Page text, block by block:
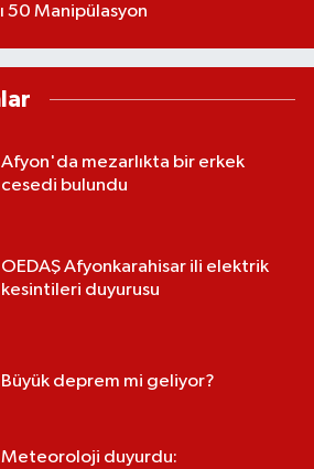
50 Manipülasyon
Afyon'da mezarlıkta bir erkek
cesedi bulundu
OEDAŞ Afyonkarahisar ili elektrik
kesintileri duyurusu
Büyük deprem mi geliyor?
Meteoroloji duyurdu: